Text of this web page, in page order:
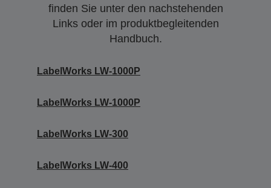
finden Sie unter den nachstehenden
Links oder im produktbegleitenden
Handbuch.
LabelWorks LW-1000P
LabelWorks LW-1000P
LabelWorks LW-300
LabelWorks LW-400